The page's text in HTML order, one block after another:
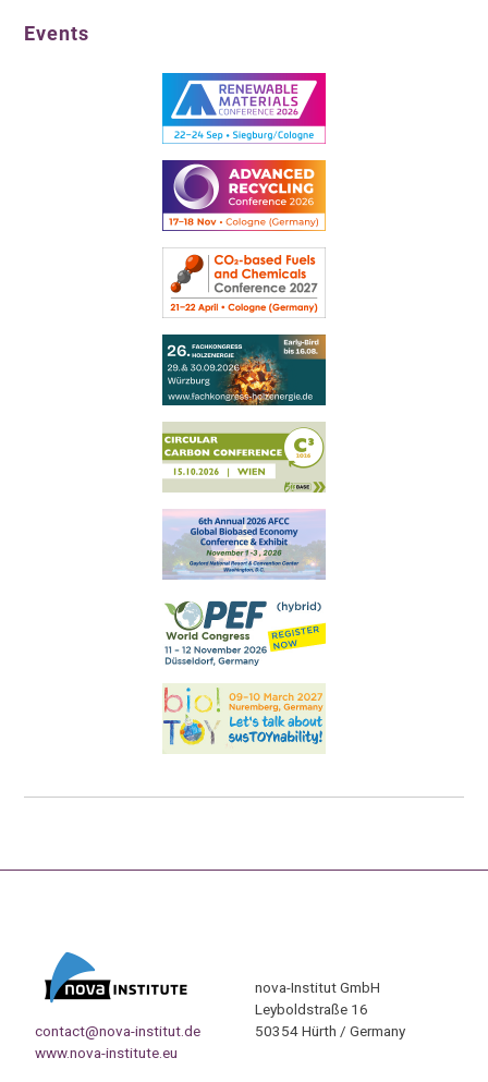
Events
contact@nova-institut.de
www.nova-institute.eu
nova-Institut GmbH
Leyboldstraße 16
50354 Hürth / Germany